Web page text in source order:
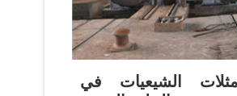
الشيعيات في